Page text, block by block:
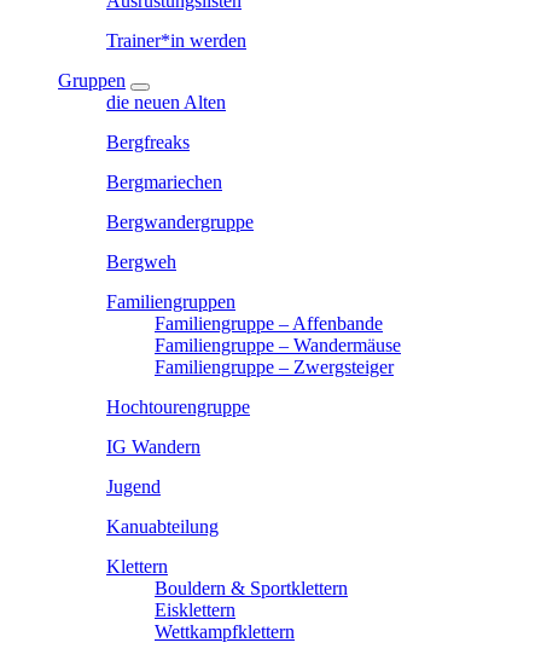
Trainer*in werden
Gruppen
die neuen Alten
Bergfreaks
Bergmariechen
Bergwandergruppe
Bergweh
Familiengruppen
Familiengruppe – Affenbande
Familiengruppe – Wandermäuse
Familiengruppe – Zwergsteiger
Hochtourengruppe
IG Wandern
Jugend
Kanuabteilung
Klettern
Bouldern & Sportklettern
Eisklettern
Wettkampfklettern